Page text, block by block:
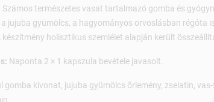
természetes vasat tartalmazó gomba és
jujuba gyümölcs, a hagyományos orvoslásban régóta
holisztikus szemlélet alapján került
Naponta 2 × 1 kapszula bevétele javasolt.
gomba kivonat, jujuba gyümölcs őrlemény, zselatin,